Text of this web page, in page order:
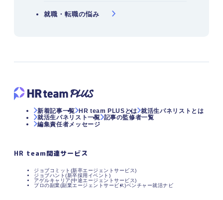
就職・転職の悩み
新着記事一覧 HR team PLUSとは 就活生パネリストとは
就活生パネリスト一覧 記事の監修者一覧
編集責任者メッセージ
HR team関連サービス
ジョブコミット(新卒エージェントサービス)
ジョブハント(新卒採用イベント)
アゲルキャリア(中途エージェントサービス)
プロの副業(副業エージェントサービス)ベンチャー就活ナビ